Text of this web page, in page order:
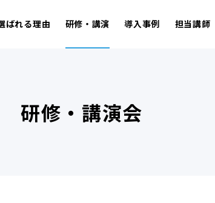
ばれる理由 研修・講演 導入事例 担当講師
研修・講演会